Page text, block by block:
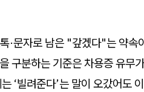
·문자로 남은 "갚겠다"는 약속
구분하는 기준은 차용증 유무
‘빌려준다’는 말이 오갔어도